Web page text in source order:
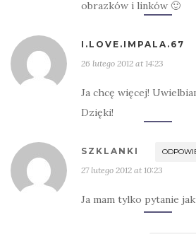
obrazków i linków 🙂
I.LOVE.IMPALA.67
26 lutego 2012 at 14:23
Ja chcę więcej!
Dzięki!
SZKLANKI
27 lutego 2012 at 10:23
Ja mam tylko pytanie